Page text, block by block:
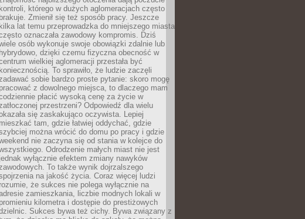
kontroli, którego w dużych aglomeracjach często
brakuje. Zmienił się też sposób pracy. Jeszcze
kilka lat temu przeprowadzka do mniejszego miasta
oznaczała zawodowy kompromis. Dziś
osób wykonuje swoje obowiązki zdalnie lub
hybrydowo, dzięki czemu fizyczna obecność w
wielkiej aglomeracji przestała być
koniecznością. To sprawiło, że ludzie zaczęli
sobie bardzo proste pytanie: skoro mogę
pracować z dowolnego miejsca, to dlaczego mam
płacić wysoką cenę za życie w
przestrzeni? Odpowiedź dla wielu
się zaskakująco oczywista. Lepiej
mieszkać tam, gdzie łatwiej oddychać, gdzie
można wrócić do domu po pracy i gdzie
nie zaczyna się od stania w kolejce do
Odrodzenie małych miast nie jest
jednak wyłącznie efektem zmiany nawyków
To także wynik dojrzalszego
na jakość życia. Coraz więcej ludzi
rozumie, że sukces nie polega wyłącznie na
zamieszkania, liczbie modnych lokali w
promieniu kilometra i dostępie do prestiżowych
Sukces bywa też cichy. Bywa związany z